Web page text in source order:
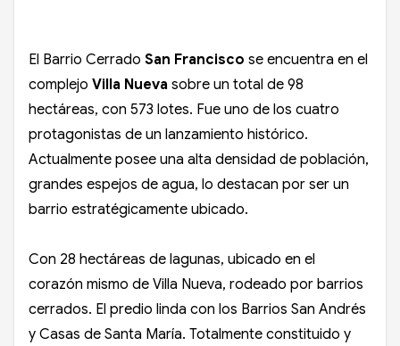
El Barrio Cerrado San Francisco se encuentra en el
complejo Villa Nueva sobre un total de 98
hectáreas, con 573 lotes. Fue uno de los cuatro
protagonistas de un lanzamiento histórico.
Actualmente posee una alta densidad de población,
grandes espejos de agua, lo destacan por ser un
barrio estratégicamente ubicado.
Con 28 hectáreas de lagunas, ubicado en el
corazón mismo de Villa Nueva, rodeado por barrios
cerrados. El predio linda con los Barrios San Andrés
y Casas de Santa María. Totalmente constituido y